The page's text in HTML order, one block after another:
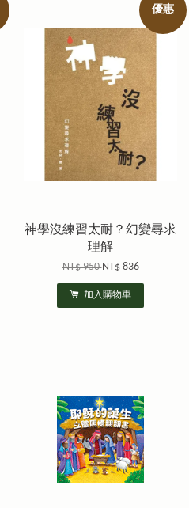
優惠
神學沒練習太耐？幻變尋求
理解
NT$ 950NT$ 836
加入購物車